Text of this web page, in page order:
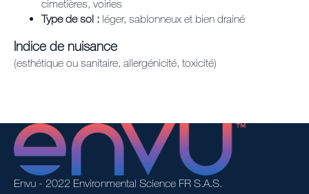
cimetières, voiries
Type de sol : léger, sablonneux et bien drainé
Indice de nuisance
(esthétique ou sanitaire, allergénicité, toxicité)
Envu - 2022 Environmental Science FR S.A.S.